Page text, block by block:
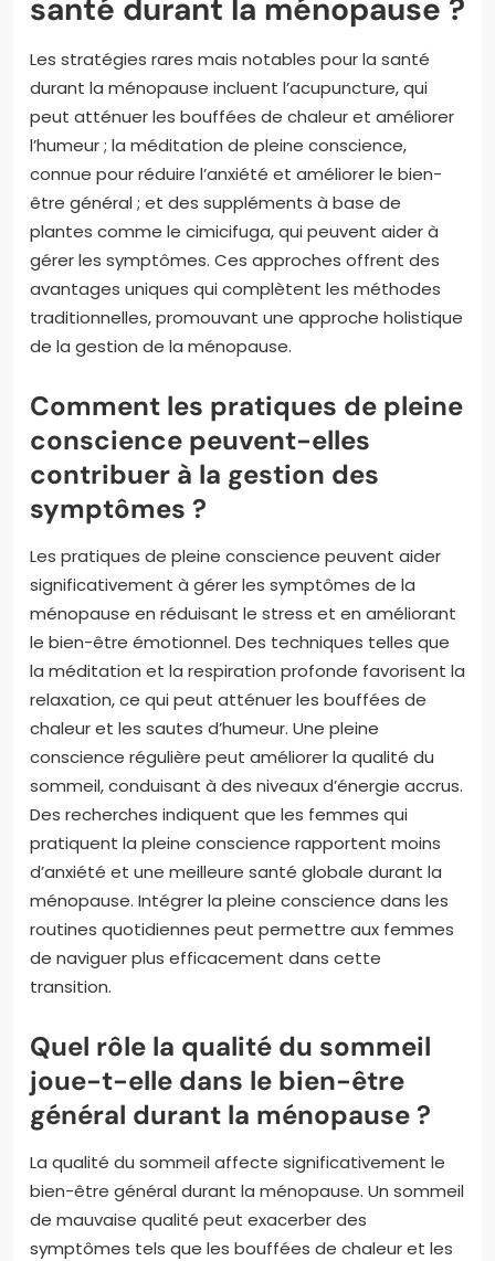
santé durant la ménopause ?
Les stratégies rares mais notables pour la santé
durant la ménopause incluent l’acupuncture, qui
peut atténuer les bouffées de chaleur et améliorer
l’humeur ; la méditation de pleine conscience,
connue pour réduire l’anxiété et améliorer le bien-
être général ; et des suppléments à base de
plantes comme le cimicifuga, qui peuvent aider à
gérer les symptômes. Ces approches offrent des
avantages uniques qui complètent les méthodes
traditionnelles, promouvant une approche holistique
de la gestion de la ménopause.
Comment les pratiques de pleine
conscience peuvent-elles
contribuer à la gestion des
symptômes ?
Les pratiques de pleine conscience peuvent aider
significativement à gérer les symptômes de la
ménopause en réduisant le stress et en améliorant
le bien-être émotionnel. Des techniques telles que
la méditation et la respiration profonde favorisent la
relaxation, ce qui peut atténuer les bouffées de
chaleur et les sautes d’humeur. Une pleine
conscience régulière peut améliorer la qualité du
sommeil, conduisant à des niveaux d’énergie accrus.
Des recherches indiquent que les femmes qui
pratiquent la pleine conscience rapportent moins
d’anxiété et une meilleure santé globale durant la
ménopause. Intégrer la pleine conscience dans les
routines quotidiennes peut permettre aux femmes
de naviguer plus efficacement dans cette
transition.
Quel rôle la qualité du sommeil
joue-t-elle dans le bien-être
général durant la ménopause ?
La qualité du sommeil affecte significativement le
bien-être général durant la ménopause. Un sommeil
de mauvaise qualité peut exacerber des
symptômes tels que les bouffées de chaleur et les